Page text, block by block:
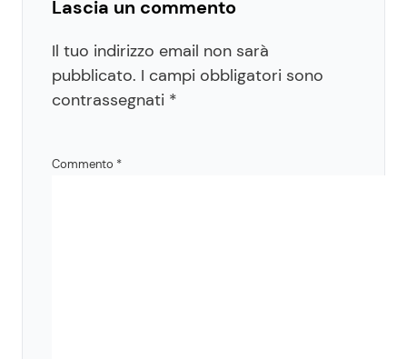
Lascia un commento
Il tuo indirizzo email non sarà
pubblicato. I campi obbligatori sono
contrassegnati *
Commento *